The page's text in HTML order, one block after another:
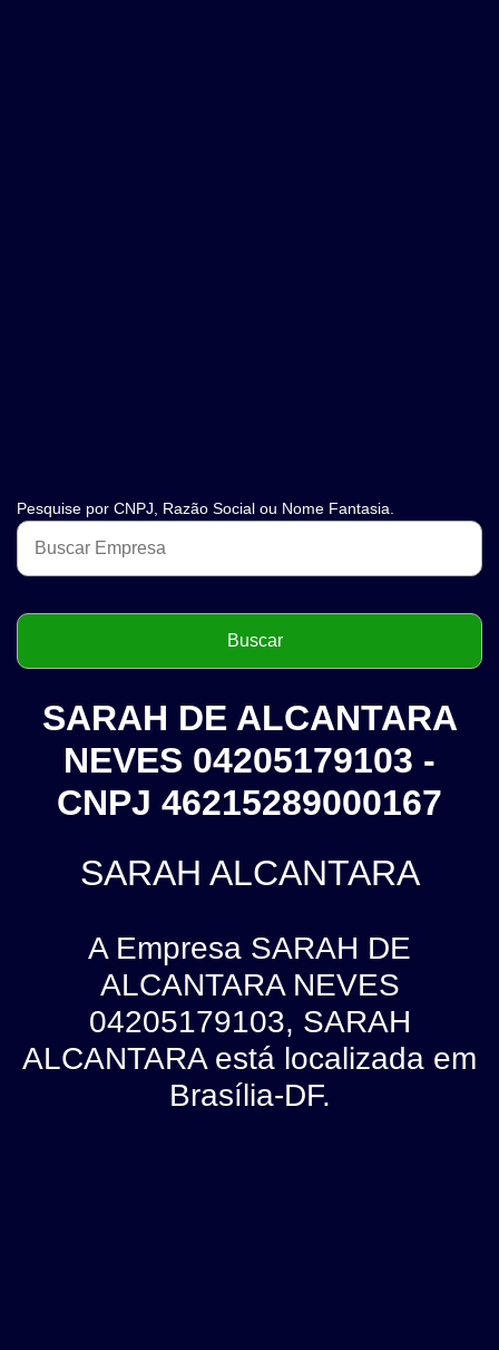
Pesquise por CNPJ, Razão Social ou Nome Fantasia.
SARAH DE ALCANTARA
NEVES 04205179103 -
CNPJ 46215289000167
SARAH ALCANTARA
A Empresa SARAH DE
ALCANTARA NEVES
04205179103, SARAH
ALCANTARA está localizada em
Brasília-DF.